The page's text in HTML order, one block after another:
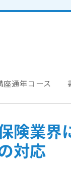
座通年コース
険業界
対応